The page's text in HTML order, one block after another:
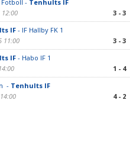
Fotboll - Tenhults IF
3 - 3
IF- IF Hallby FK 1
11:00
3 - 3
IF- Habo IF 1
1 - 4
- Tenhults IF
4 - 2